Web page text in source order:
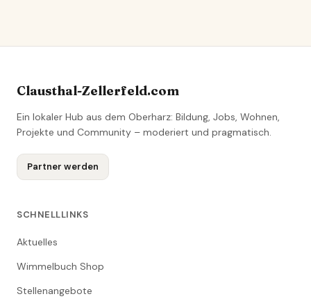
Clausthal-Zellerfeld.com
Ein lokaler Hub aus dem Oberharz: Bildung, Jobs, Wohnen,
Projekte und Community – moderiert und pragmatisch.
Partner werden
SCHNELLLINKS
Aktuelles
Wimmelbuch Shop
Stellenangebote